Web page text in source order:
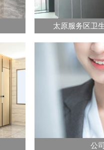
太原服务区卫
公